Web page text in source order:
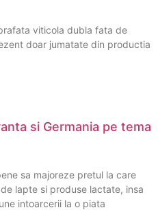
viticola dubla fata de
doar jumatate din productia
si Germania pe tema
sa majoreze pretul la care
lapte si produse lactate, insa
intoarcerii la o piata